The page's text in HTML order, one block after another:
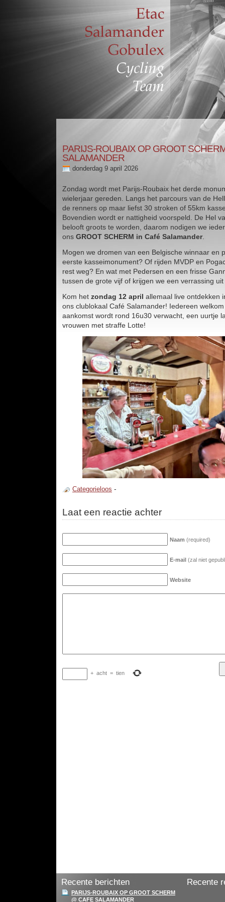
PARIJS-ROUBAIX OP GROOT
SALAMANDER
donderdag 9 april 2026
Zondag wordt met Parijs-Roubaix het derde
wielerjaar gereden. Langs het parcours van de
de renners op maar liefst 30 stroken of 55km
Bovendien wordt er nattigheid voorspeld. De Hel
belooft groots te worden, daarom nodigen we
ons GROOT SCHERM in Café Salamander.
Mogen we dromen van een Belgische winnaar en
eerste kasseimonument? Of rijden MVDP en
rest weg? En wat met Pedersen en een frisse
tussen de grote vijf of krijgen we een verrassing
Kom het zondag 12 april allemaal live ontdekken
ons clublokaal Café Salamander! Iedereen
aankomst wordt rond 16u30 verwacht, een uurtje
vrouwen met straffe Lotte!
Categorieloos -
Laat een reactie achter
Naam (required)
E-mail (zal niet
Website
+ acht = tien
Recente berichten
PARIJS-ROUBAIX OP GROOT SCHERM
@ CAFE SALAMANDER
Recente